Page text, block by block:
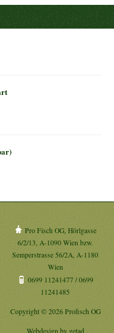
Pro Fisch OG, Hörlgasse
6/2/13, A-1090 Wien bzw.
Semperstrasse 56/2A, A-1180
Wien
0699 11241477 / 0699
11241485
Copyright © 2026 Profisch OG
Webdesign bygetad